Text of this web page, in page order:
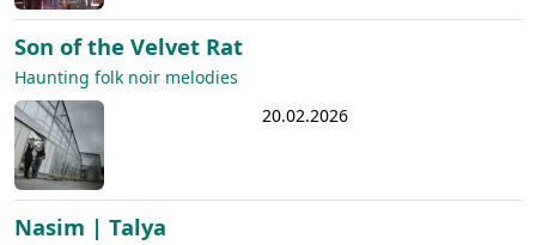
Son of the Velvet Rat
Haunting folk noir melodies
20.02.2026
Nasim | Talya